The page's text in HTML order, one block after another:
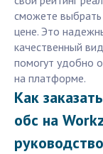
сможете
цене. Это
качественный
помогут удобно
на платформе.
Как
обс на